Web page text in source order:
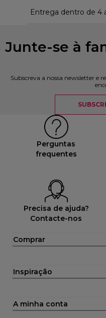
Entrega dentro de 4
Junte-se à
Subscreva a nossa newsletter e
Perguntas
frequentes
Precisa de ajuda?
Contacte-nos
Comprar
Inspiração
A minha conta